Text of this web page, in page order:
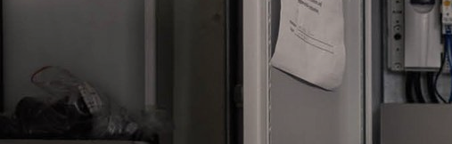
Ressourceneffizienz
Nachhaltigkeit &
Lösungen
Steildach